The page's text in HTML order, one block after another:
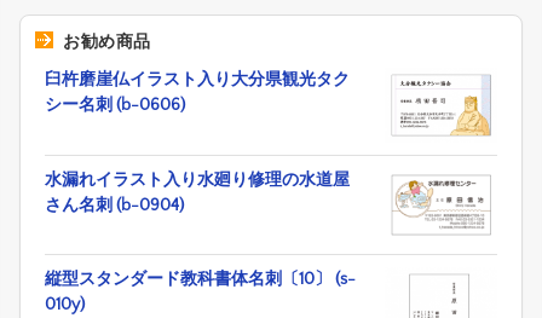
お勧め商品
臼杵磨崖仏イラスト入り大分県観光タク
シー名刺 (b-0606)
水漏れイラスト入り水廻り修理の水道屋
さん名刺 (b-0904)
縦型スタンダード教科書体名刺〔10〕 (s-
010y)